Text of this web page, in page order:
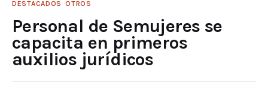
DESTACADOS OTROS
Personal de Semujeres se
capacita en primeros
auxilios jurídicos